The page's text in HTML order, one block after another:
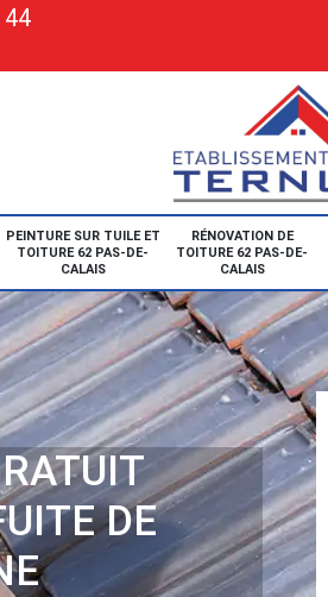
44
PEINTURE SUR TUILE ET
TOITURE 62 PAS-DE-
CALAIS
RÉNOVATION DE
TOITURE 62 PAS-DE-
CALAIS
DE